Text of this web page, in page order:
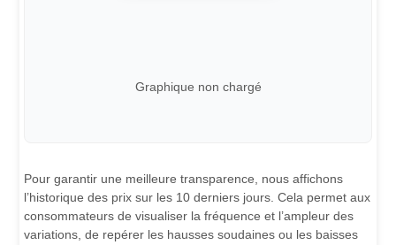
Graphique non chargé
Pour garantir une meilleure transparence, nous affichons
l’historique des prix sur les 10 derniers jours. Cela permet aux
consommateurs de visualiser la fréquence et l’ampleur des
variations, de repérer les hausses soudaines ou les baisses